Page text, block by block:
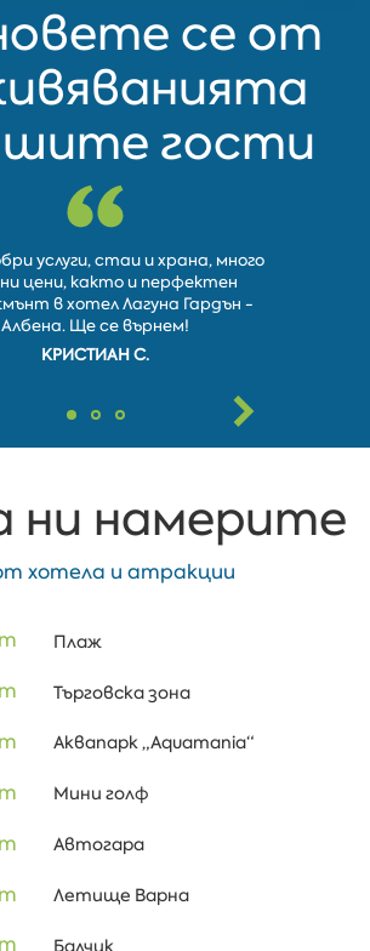
се от
гости
услуги, стаи и храна, много
цени, както и перфектен
в хотел Лагуна Гардън -
Албена. Ще се върнем!
КРИСТИАН С.
ни намерите
хотела и атракции
Плаж
Търговска зона
Аквапарк „Aquamania“
Мини голф
Автогара
Летище Варна
Балчик